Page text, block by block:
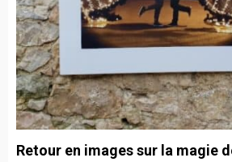
Retour en images sur la magie